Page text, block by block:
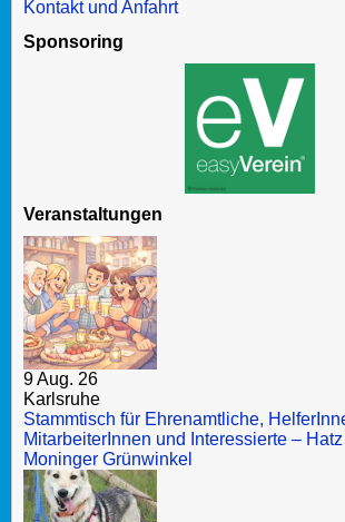
Kontakt und Anfahrt
Sponsoring
Veranstaltungen
9 Aug. 26
Karlsruhe
Stammtisch für Ehrenamtliche,
MitarbeiterInnen und Interessierte – Hatz
Moninger Grünwinkel